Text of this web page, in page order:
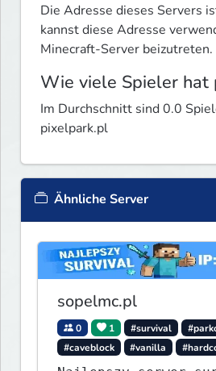
Die Adresse dieses Servers
kannst diese Adresse
Minecraft-Server beizutreten.
Wie viele Spieler hat
Im Durchschnitt sind 0.0
pixelpark.pl
Ähnliche Server
sopelmc.pl
0 1 #survival
#caveblock
#vanilla